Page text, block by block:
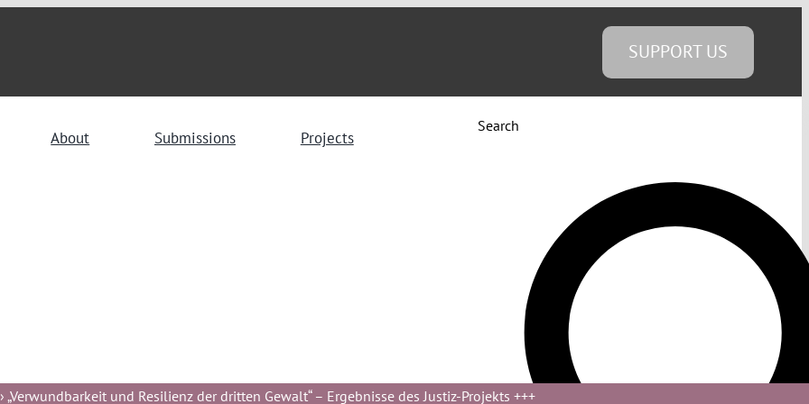
SUPPORT US
About Submissions Projects
Search
„Verwundbarkeit und Resilienz der dritten Gewalt“ – Ergebnisse des Justiz-Projekts +++